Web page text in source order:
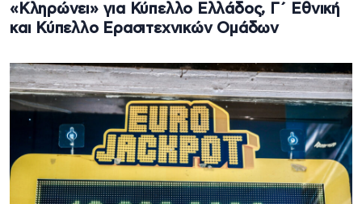
«Κληρώνει» για Κύπελλο Ελλάδος, Γ΄ Εθνική
και Κύπελλο Ερασιτεχνικών Ομάδων